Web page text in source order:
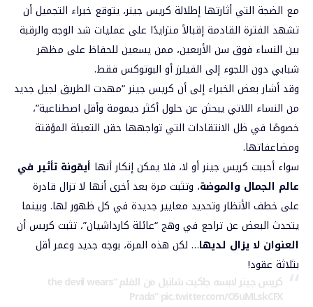
مع الضجة التي أثارتها إطلالة كريس جينر، يتوقع خبراء التجميل أن
تشهد الفترة القادمة إقبالاً متزايدًا على عمليات شد الوجه والرقبة
بين النساء فوق سن الأربعين، ممن يسعين للحفاظ على مظهر
شبابي دون اللجوء إلى الفيلرز أو البوتوكس فقط.
وقد أشار بعض الخبراء إلى أن كريس جينر “مهدت الطريق لجيل جديد
من النساء اللاتي يبحثن عن حلول أكثر ديمومة وأقل اصطناعية”،
خصوصًا في ظل الانتقادات التي تواجهها حقن التعبئة المؤقتة
ومضاعفاتها.
سواء أحببت كريس جينر أو لا، فلا يمكن إنكار أنها أيقونة تأثير في
عالم الجمال والموضة، وتثبت مرة بعد أخرى أنها لا تزال قادرة
على خطف الأنظار وتحديد معايير جديدة في كل ظهور لها. وبينما
يتحدث البعض عن تراجع في وهج “عائلة كارداشيان”، تثبت كريس أن
العنوان لا يزال لديها… لكن هذه المرة، بوجه جديد وعمر أقل
بثلاثة عقود!
كريس جينر لابسه جاكيت شانيل من الفلم “the devil wears
Prada”pic.twitter.com/O5uMLskCFX